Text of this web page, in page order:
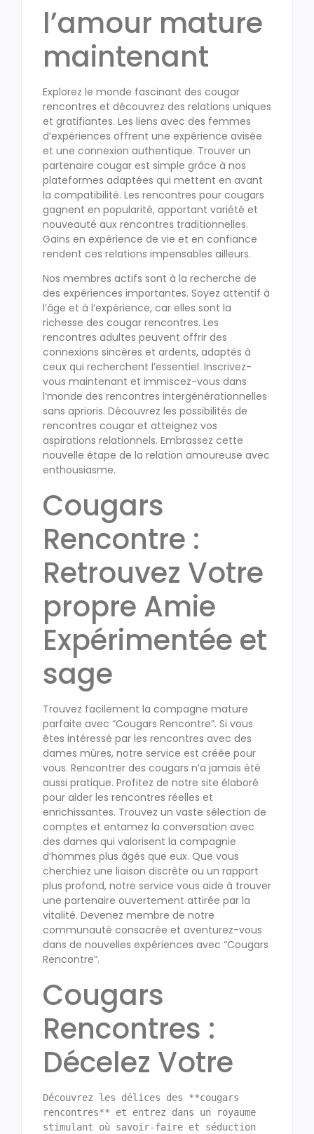
l’amour mature
maintenant
Explorez le monde fascinant des cougar
rencontres et découvrez des relations uniques
et gratifiantes. Les liens avec des femmes
d’expériences offrent une expérience avisée
et une connexion authentique. Trouver un
partenaire cougar est simple grâce à nos
plateformes adaptées qui mettent en avant
la compatibilité. Les rencontres pour cougars
gagnent en popularité, apportant variété et
nouveauté aux rencontres traditionnelles.
Gains en expérience de vie et en confiance
rendent ces relations impensables ailleurs.
Nos membres actifs sont à la recherche de
des expériences importantes. Soyez attentif à
l’âge et à l’expérience, car elles sont la
richesse des cougar rencontres. Les
rencontres adultes peuvent offrir des
connexions sincères et ardents, adaptés à
ceux qui recherchent l’essentiel. Inscrivez-
vous maintenant et immiscez-vous dans
l’monde des rencontres intergénérationnelles
sans aprioris. Découvrez les possibilités de
rencontres cougar et atteignez vos
aspirations relationnels. Embrassez cette
nouvelle étape de la relation amoureuse avec
enthousiasme.
Cougars
Rencontre :
Retrouvez Votre
propre Amie
Expérimentée et
sage
Trouvez facilement la compagne mature
parfaite avec “Cougars Rencontre”. Si vous
êtes intéressé par les rencontres avec des
dames mûres, notre service est créée pour
vous. Rencontrer des cougars n’a jamais été
aussi pratique. Profitez de notre site élaboré
pour aider les rencontres réelles et
enrichissantes. Trouvez un vaste sélection de
comptes et entamez la conversation avec
des dames qui valorisent la compagnie
d’hommes plus âgés que eux. Que vous
cherchiez une liaison discrète ou un rapport
plus profond, notre service vous aide à trouver
une partenaire ouvertement attirée par la
vitalité. Devenez membre de notre
communauté consacrée et aventurez-vous
dans de nouvelles expériences avec “Cougars
Rencontre”.
Cougars
Rencontres :
Décelez Votre
Découvrez les délices des **cougars
rencontres** et entrez dans un royaume
stimulant où savoir-faire et séduction